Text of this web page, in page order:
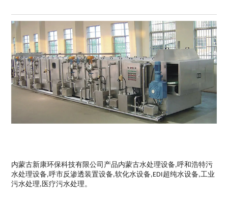
内蒙古新康环保科技有限公司产品内蒙古水处理设备,呼和浩特污
水处理设备,呼市反渗透装置设备,软化水设备,EDI超纯水设备,工业
污水处理,医疗污水处理。